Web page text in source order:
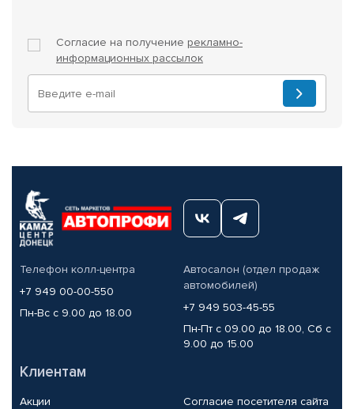
Согласие на получение рекламно-
информационных рассылок
Телефон колл-центра
+7 949 00-00-550
Пн-Вс с 9.00 до 18.00
Автосалон (отдел продаж
автомобилей)
+7 949 503-45-55
Пн-Пт с 09.00 до 18.00, Сб с
9.00 до 15.00
Клиентам
Акции
Согласие посетителя сайта